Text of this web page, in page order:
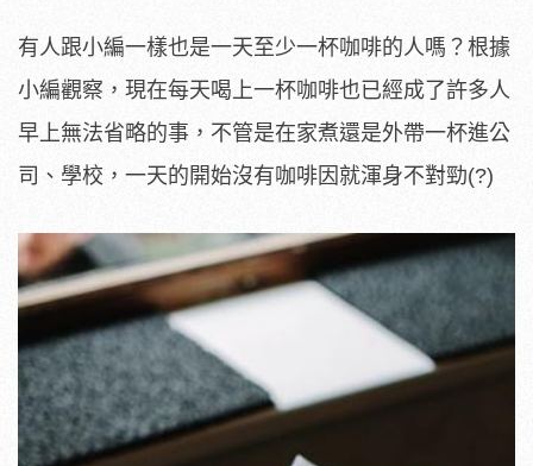
有人跟小編一樣也是一天至少一杯咖啡的人嗎？根據
小編觀察，現在每天喝上一杯咖啡也已經成了許多人
早上無法省略的事，不管是在家煮還是外帶一杯進公
司、學校，一天的開始沒有咖啡因就渾身不對勁(?)